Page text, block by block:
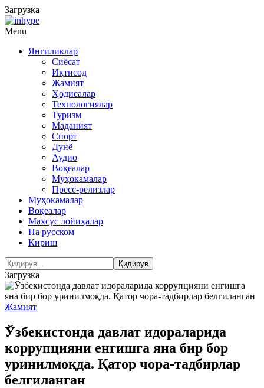
Загрузка
Menu
Янгиликлар
Сиёсат
Иқтисод
Жамият
Ҳодисалар
Технологиялар
Туризм
Маданият
Спорт
Дунё
Аудио
Воқеалар
Муҳокамалар
Пресс-релизлар
Муҳокамалар
Воқеалар
Махсус лойиҳалар
На русском
Кириш
Загрузка
Жамият
Ўзбекистонда давлат идораларида
коррупцияни енгишга яна бир бор
уринилмоқда. Қатор чора-тадбирлар
белгиланган